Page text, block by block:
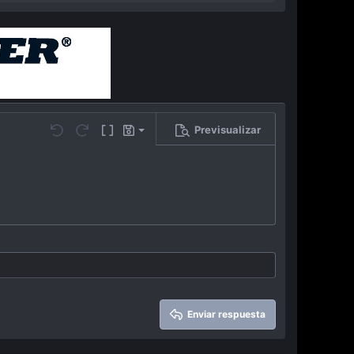
Undo Redo Toggle BB code
Borradores
Guardar borrador
Previsualizar
Enviar respuesta